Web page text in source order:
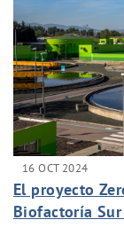
16 OCT 2024
El proyecto
Biofactoría